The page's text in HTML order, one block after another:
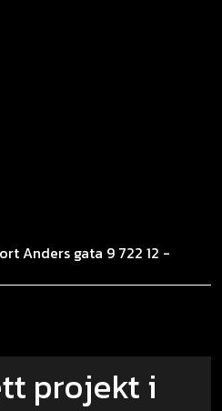
Anders gata 9 722 12 -
projekt i